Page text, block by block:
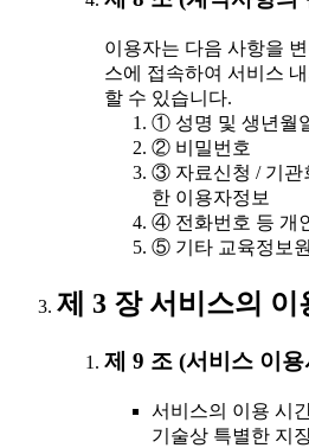
이용자는 다음 사항을
스에 접속하여 서비스
할 수 있습니다.
① 성명 및 생년월
② 비밀번호
③ 자료신청 / 기관
한 이용자정보
④ 전화번호 등 개
⑤ 기타 교육정보
제 3 장 서비스의 이
제 9 조 (서비스 이
서비스의 이용 시
기술상 특별한 지